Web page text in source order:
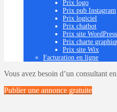
Prix logo
Prix pub Instagram
Prix logiciel
Prix chatbot
Prix site WordPress
Prix charte
Prix site Wix
Facturation en ligne
Vous avez besoin d’un consultant
Publier une annonce gratuite